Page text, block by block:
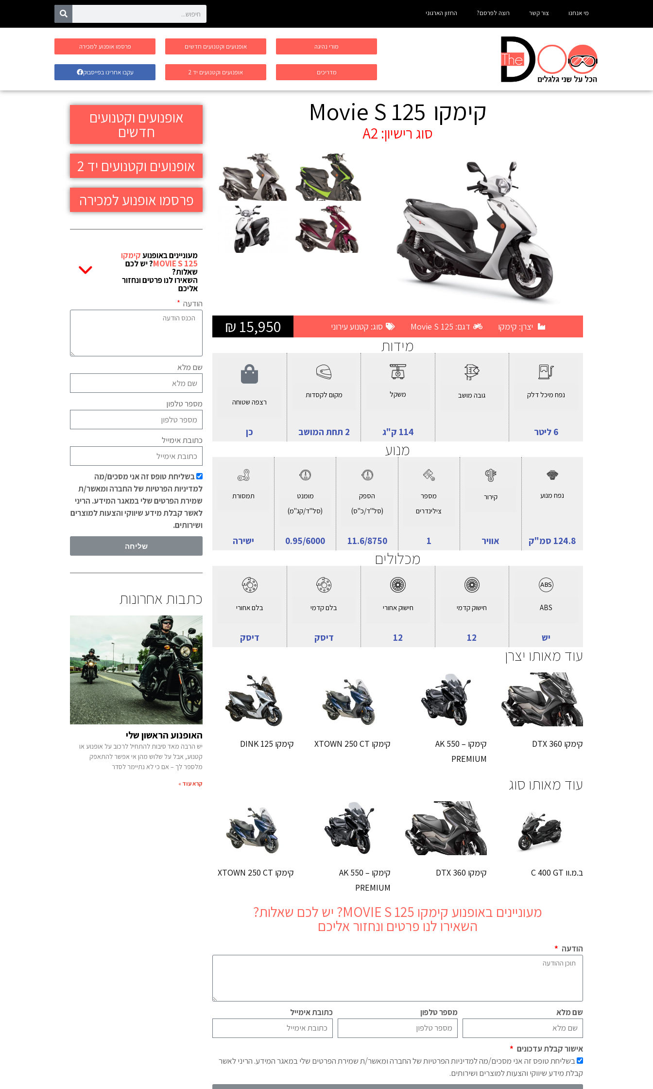
מי אנחנו צור קשר רוצה לפרסם? החזון הארגוני
מורי נהיגה
מדריכים
אופנועים וקטנועים חדשים
אופנועים וקטנועים יד 2
פרסמו אופנוע למכירה
עקבו אחרינו בפייסבוק
קימקו Movie S 125
סוג רישיון: A2
יצרן: קימקו דגם: Movie S 125 סוג: קטנוע עירוני
15,950 ₪
מידות
נפח מיכל דלק
6 ליטר
גובה מושב משקל
114 ק"ג
מקום לקסדות
2 תחת המושב
רצפה שטוחה
כן
מנוע
נפח מנוע
124.8 סמ"ק
קירור
אוויר
מספר
צילינדרים
1
הספק
(סל"ד/כ"ס)
11.6/8750
מומנט
(סל"ד/קג"מ)
0.95/6000
תמסורת
ישירה
מכלולים
ABS
יש
חישוק קדמי
12
חישוק אחורי
12
בלם קדמי
דיסק
בלם אחורי
דיסק
עוד מאותו יצרן
קימקו DTX 360
קימקו AK 550 –
PREMIUM
קימקו XTOWN 250 CT קימקו DINK 125
עוד מאותו סוג
ב.מ.וו C 400 GT קימקו DTX 360
קימקו AK 550 –
PREMIUM
קימקו XTOWN 250 CT
מעוניינים באופנוע קימקו MOVIE S 125 ? יש לכם שאלות?
השאירו לנו פרטים ונחזור אליכם
הודעה
שם מלא מספר טלפון כתובת אימייל
אישור קבלת עדכונים
בשליחת טופס זה אני מסכים/מה למדיניות הפרטיות של החברה ומאשר/ת שמירת הפרטים שלי במאגר המידע. הריני לאשר
קבלת מידע שיווקי והצעות למוצרים ושירותים.
אופנועים וקטנועים
חדשים
אופנועים וקטנועים יד 2
פרסמו אופנוע למכירה
מעוניינים באופנועקימקו
MOVIE S 125? יש לכם
שאלות?
השאירו לנו פרטים ונחזור
אליכם
הודעה
שם מלא
מספר טלפון
כתובת אימייל
בשליחת טופס זה אני מסכים/מה
למדיניות הפרטיות של החברה ומאשר/ת
שמירת הפרטים שלי במאגר המידע. הריני
לאשר קבלת מידע שיווקי והצעות למוצרים
ושירותים.
שליחה
כתבות אחרונות
האופנוע הראשון שלי
יש הרבה מאד סיבות להתחיל לרכוב על אופנוע או
קטנוע, אבל על שלוש מהן אי אפשר להתאפק
מלספר לך – אם כי לא נתיימר לסדר
קרא עוד »